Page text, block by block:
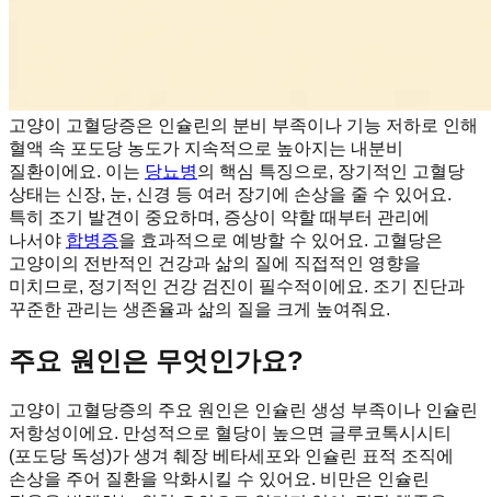
고양이 고혈당증은 인슐린의 분비 부족이나 기능 저하로 인해
혈액 속 포도당 농도가 지속적으로 높아지는 내분비
질환이에요. 이는 당뇨병의 핵심 특징으로, 장기적인 고혈당
상태는 신장, 눈, 신경 등 여러 장기에 손상을 줄 수 있어요.
특히 조기 발견이 중요하며, 증상이 약할 때부터 관리에
나서야 합병증을 효과적으로 예방할 수 있어요. 고혈당은
고양이의 전반적인 건강과 삶의 질에 직접적인 영향을
미치므로, 정기적인 건강 검진이 필수적이에요. 조기 진단과
꾸준한 관리는 생존율과 삶의 질을 크게 높여줘요.
주요 원인은 무엇인가요?
고양이 고혈당증의 주요 원인은 인슐린 생성 부족이나 인슐린
저항성이에요. 만성적으로 혈당이 높으면 글루코톡시시티
(포도당 독성)가 생겨 췌장 베타세포와 인슐린 표적 조직에
손상을 주어 질환을 악화시킬 수 있어요. 비만은 인슐린